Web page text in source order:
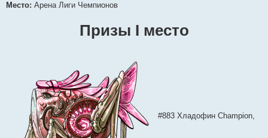
Место: Арена Лиги Чемпионов
Призы I место
#883 Хладофин Champion,